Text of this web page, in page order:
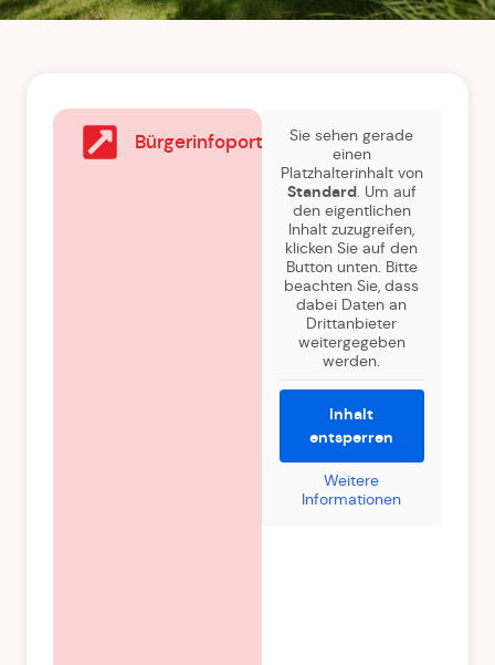
Bürgerinfoportal
Sie sehen gerade
einen
Platzhalterinhalt von
Standard. Um auf
den eigentlichen
Inhalt zuzugreifen,
klicken Sie auf den
Button unten. Bitte
beachten Sie, dass
dabei Daten an
Drittanbieter
weitergegeben
werden.
Inhalt
entsperren
Weitere
Informationen